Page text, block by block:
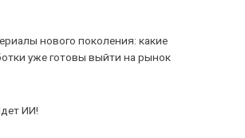
нового поколения: какие
уже готовы выйти на рынок
ИИ!